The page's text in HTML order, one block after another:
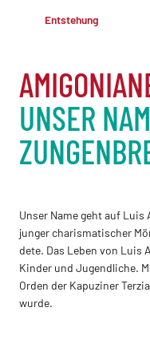
Entstehung
UNSER
Unser Name geht auf Luis
junger charisma­tischer
dete. Das Leben von Luis
Kinder und Jugen­dliche.
Orden der Kapuziner
wurde.